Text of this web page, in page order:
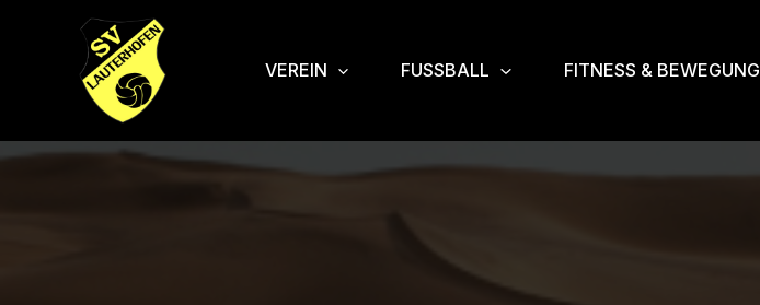
VEREIN FUSSBALL FITNESS & BEWEGUNG